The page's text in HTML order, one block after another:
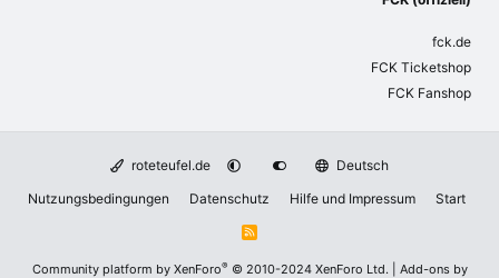
fck.de
FCK Ticketshop
FCK Fanshop
roteteufel.de
Deutsch
Nutzungsbedingungen
Datenschutz Hilfe und Impressum Start
R
Community platform by XenForo® © 2010-2024 XenForo Ltd.
Add-ons by